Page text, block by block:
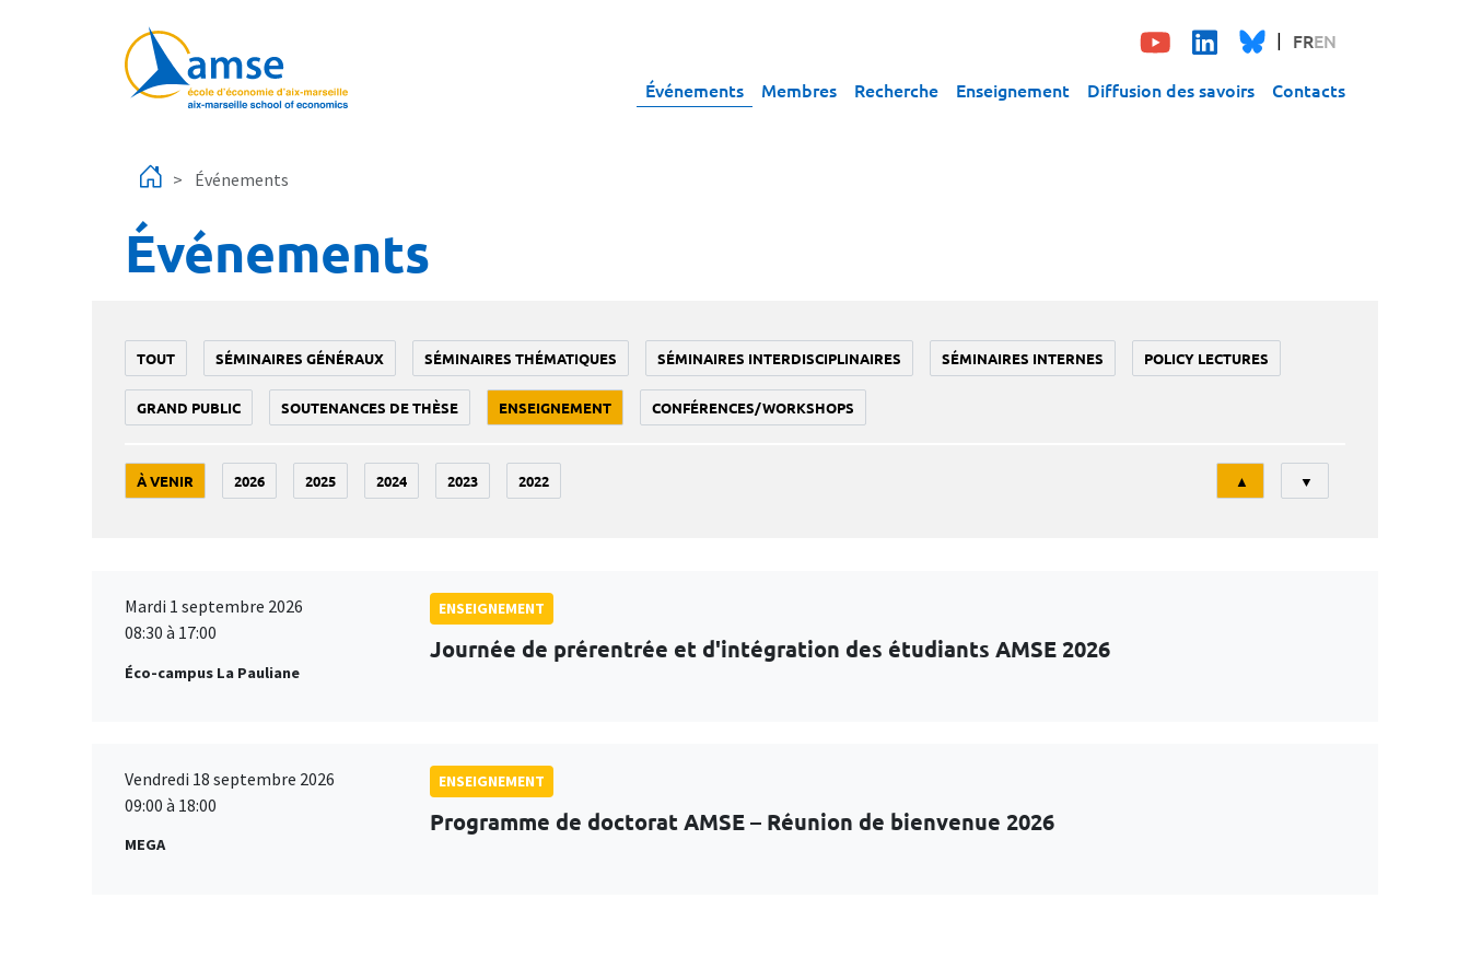
FREN
Événements Membres Recherche Enseignement Diffusion des savoirs Contacts
Événements
Événements
TOUT SÉMINAIRES GÉNÉRAUX SÉMINAIRES THÉMATIQUES SÉMINAIRES INTERDISCIPLINAIRES SÉMINAIRES INTERNES POLICY LECTURES
GRAND PUBLIC SOUTENANCES DE THÈSE ENSEIGNEMENT CONFÉRENCES/WORKSHOPS
À VENIR 2026 2025 2024 2023 2022
Tri
▲ ▼
Mardi 1 septembre 2026
08:30 à 17:00
Éco-campus La Pauliane
ENSEIGNEMENT
Journée de prérentrée et d'intégration des étudiants AMSE 2026
Vendredi 18 septembre 2026
09:00 à 18:00
MEGA
ENSEIGNEMENT
Programme de doctorat AMSE – Réunion de bienvenue 2026